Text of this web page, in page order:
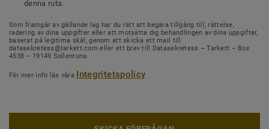
denna ruta.
Som framgår av gällande lag har du rätt att begära tillgång till, rättelse,
radering av dina uppgifter eller att motsätta dig behandlingen av dina uppgifter,
baserat på legitima skäl, genom att skicka ett mail till
datasekretess@tarkett.com eller ett brev till Datasekretess – Tarkett – Box
4538 – 19149 Sollentuna.
För mer info läs våra Integritetspolicy